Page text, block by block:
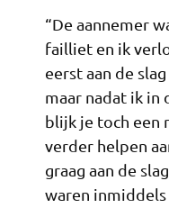
“De aannemer
failliet en ik
eerst aan de
maar nadat ik in
blijk je toch een
verder helpen
graag aan de
waren inmiddels